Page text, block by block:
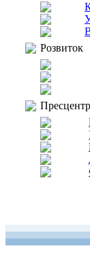
Розвиток
Пресцентр